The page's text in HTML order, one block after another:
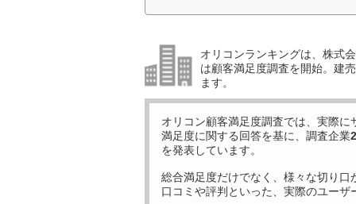
オリコンランキングは、株式
は顧客満足度調査を開始。建
ます。
オリコン顧客満足度調査では、実際に
満足度に関する回答を基に、調査企業
を発表しています。
総合満足度だけでなく、様々な切り口
口コミや評判といった、実際のユーザ